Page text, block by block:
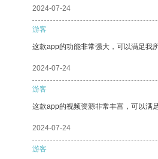
2024-07-24
游客
这款app的功能非常强大，可以满足我
2024-07-24
游客
这款app的视频资源非常丰富，可以满
2024-07-24
游客